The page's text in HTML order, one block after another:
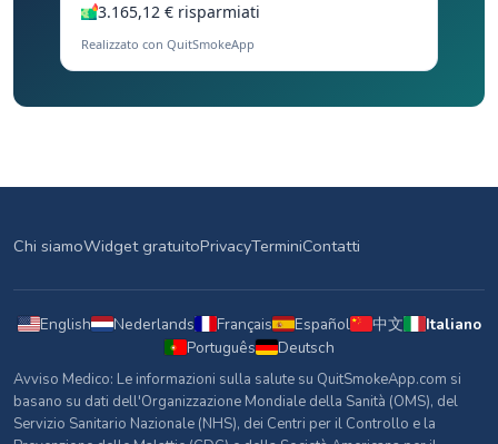
3.165,12 € risparmiati
Realizzato con QuitSmokeApp
Chi siamoWidget gratuitoPrivacyTerminiContatti
English Nederlands Français Español 中文
Italiano
Português
Deutsch
Avviso Medico: Le informazioni sulla salute su QuitSmokeApp.com si
basano su dati dell'Organizzazione Mondiale della Sanità (OMS), del
Servizio Sanitario Nazionale (NHS), dei Centri per il Controllo e la